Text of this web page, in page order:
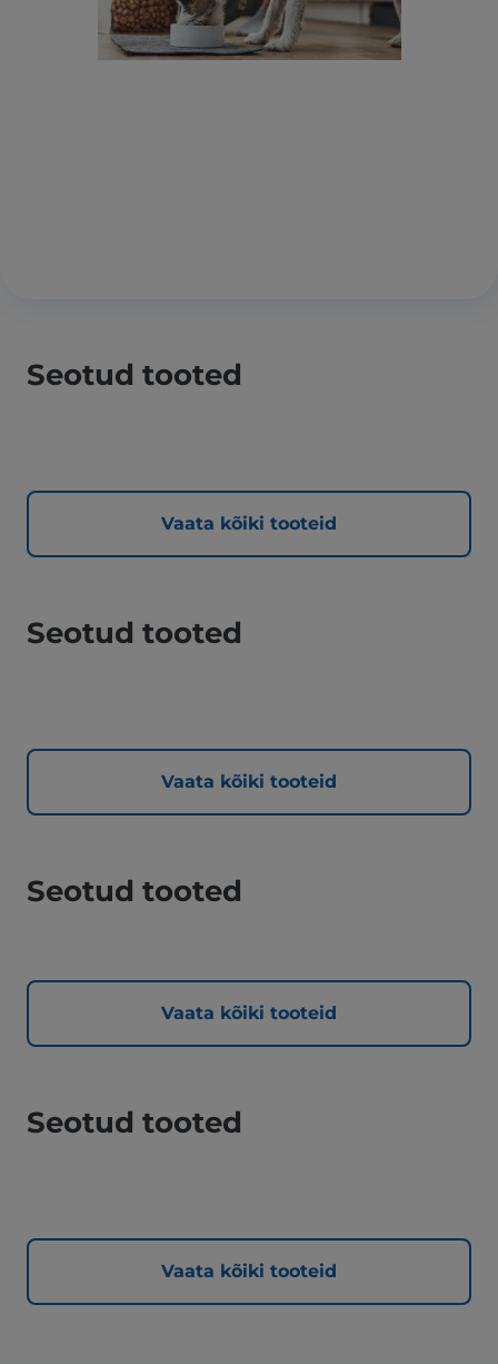
Seotud tooted
Vaata kõiki tooteid
Seotud tooted
Vaata kõiki tooteid
Seotud tooted
Vaata kõiki tooteid
Seotud tooted
Vaata kõiki tooteid